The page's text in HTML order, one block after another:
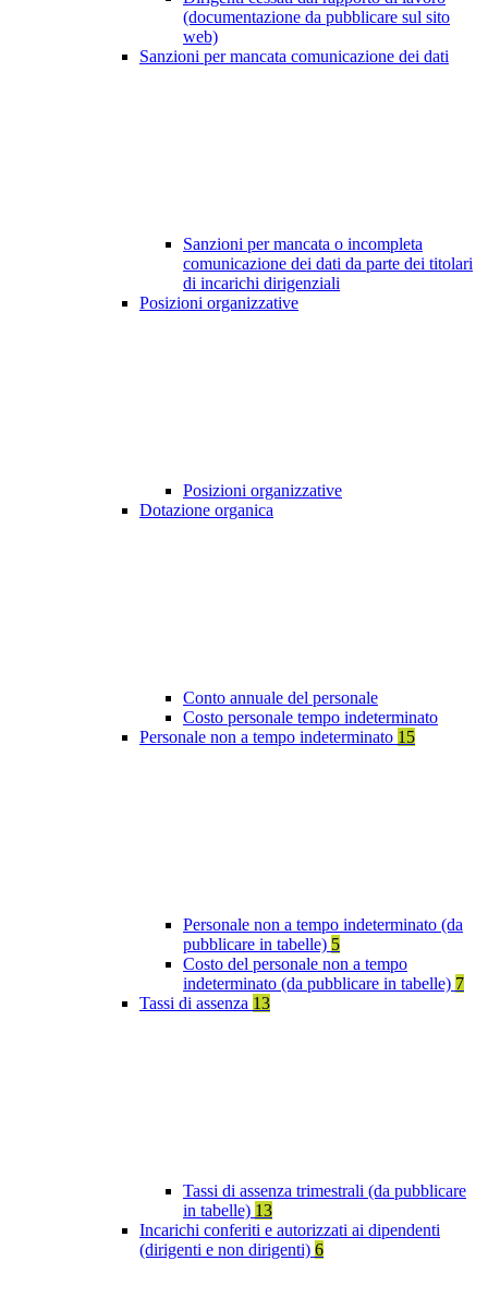
(documentazione da pubblicare sul sito
web)
Sanzioni per mancata comunicazione dei dati
Sanzioni per mancata o incompleta
comunicazione dei dati da parte dei titolari
di incarichi dirigenziali
Posizioni organizzative
Posizioni organizzative
Dotazione organica
Conto annuale del personale
Costo personale tempo indeterminato
Personale non a tempo indeterminato 15
Personale non a tempo indeterminato (da
pubblicare in tabelle) 5
Costo del personale non a tempo
indeterminato (da pubblicare in tabelle) 7
Tassi di assenza 13
Tassi di assenza trimestrali (da pubblicare
in tabelle) 13
Incarichi conferiti e autorizzati ai dipendenti
(dirigenti e non dirigenti) 6